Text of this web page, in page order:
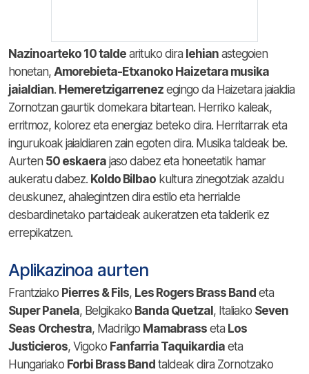
Nazinoarteko 10 talde arituko dira lehian astegoien
honetan, Amorebieta-Etxanoko Haizetara musika
jaialdian. Hemeretzigarrenez egingo da Haizetara jaialdia
Zornotzan gaurtik domekara bitartean. Herriko kaleak,
erritmoz, kolorez eta energiaz beteko dira. Herritarrak eta
ingurukoak jaialdiaren zain egoten dira. Musika taldeak be.
Aurten 50 eskaera jaso dabez eta honeetatik hamar
aukeratu dabez. Koldo Bilbao kultura zinegotziak azaldu
deuskunez, ahalegintzen dira estilo eta herrialde
desbardinetako partaideak aukeratzen eta talderik ez
errepikatzen.
Aplikazinoa aurten
Frantziako Pierres & Fils, Les Rogers Brass Band eta
Super Panela, Belgikako Banda Quetzal , Italiako Seven
Seas Orchestra, Madrilgo Mamabrass eta Los
Justicieros, Vigoko Fanfarria Taquikardia eta
Hungariako Forbi Brass Band taldeak dira Zornotzako